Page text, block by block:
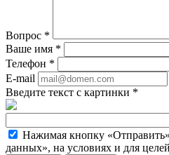
Вопрос *
Ваше имя *
Телефон *
E-mail
Введите текст с картинки *
Нажимая кнопку
данных», на условиях и для